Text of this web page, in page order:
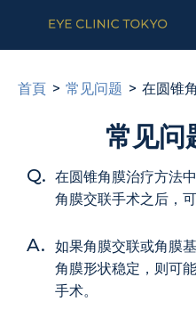
首頁 常见问题 在圆锥
常见问
在圆锥角膜治疗方法
角膜交联手术之后，
如果角膜交联或角膜
角膜形状稳定，则可
手术。